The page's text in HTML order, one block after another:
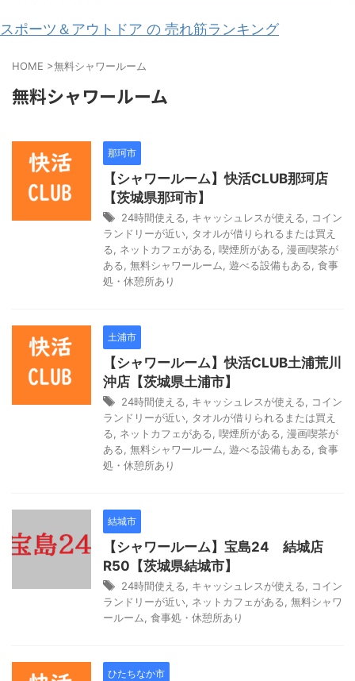
スポーツ＆アウトドア の 売れ筋ランキング
HOME >無料シャワールーム
無料シャワールーム
那珂市
【シャワールーム】快活CLUB那珂店
【茨城県那珂市】
24時間使える, キャッシュレスが使える, コイン
ランドリーが近い, タオルが借りられるまたは買え
る, ネットカフェがある, 喫煙所がある, 漫画喫茶が
ある, 無料シャワールーム, 遊べる設備もある, 食事
処・休憩所あり
土浦市
【シャワールーム】快活CLUB土浦荒川
沖店【茨城県土浦市】
24時間使える, キャッシュレスが使える, コイン
ランドリーが近い, タオルが借りられるまたは買え
る, ネットカフェがある, 喫煙所がある, 漫画喫茶が
ある, 無料シャワールーム, 遊べる設備もある, 食事
処・休憩所あり
結城市
【シャワールーム】宝島24 結城店
R50【茨城県結城市】
24時間使える, キャッシュレスが使える, コイン
ランドリーが近い, ネットカフェがある, 無料シャワ
ールーム, 食事処・休憩所あり
ひたちなか市